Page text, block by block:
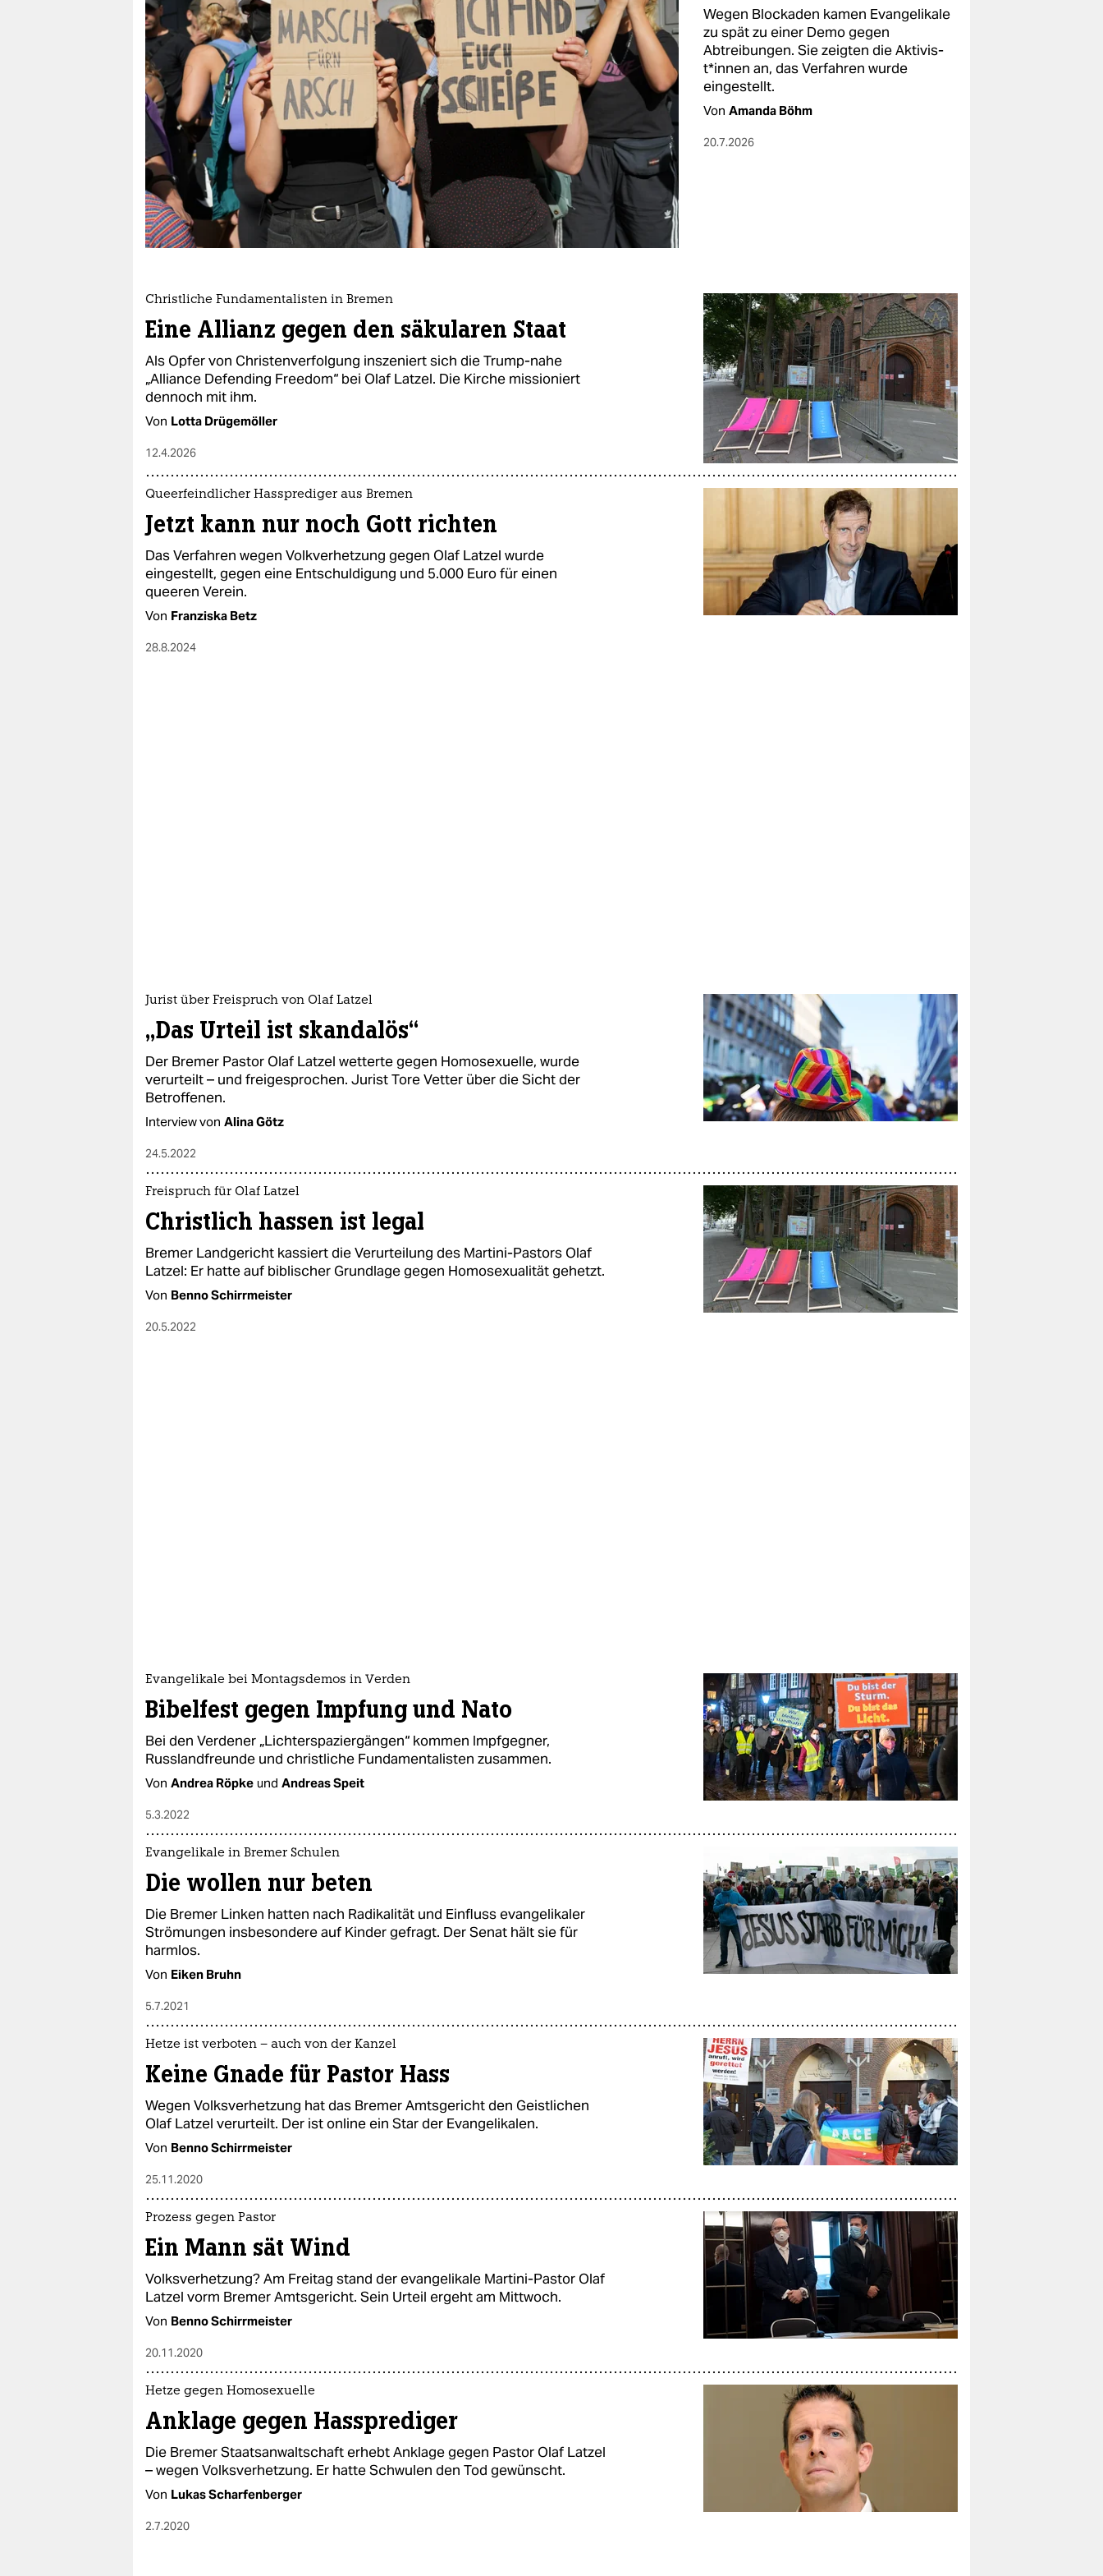
nord
wahrheit
verlag
verlag
veranstaltungen
shop
fragen & hilfe
abo
genossenschaft
epaper login
Wegen Blockaden kamen Evangelikale
zu spät zu einer Demo gegen
Abtreibungen. Sie zeigten die Ak­ti­vis­
t*in­nen an, das Verfahren wurde
eingestellt.
Von Amanda Böhm
20.7.2026
Christliche Fundamentalisten in Bremen
Eine Allianz gegen den säkularen Staat
Als Opfer von Christenverfolgung inszeniert sich die Trump-nahe
„Alliance Defending Freedom“ bei Olaf Latzel. Die Kirche missioniert
dennoch mit ihm.
Von Lotta Drügemöller
12.4.2026
Queerfeindlicher Hassprediger aus Bremen
Jetzt kann nur noch Gott richten
Das Verfahren wegen Volkverhetzung gegen Olaf Latzel wurde
eingestellt, gegen eine Entschuldigung und 5.000 Euro für einen
queeren Verein.
Von Franziska Betz
28.8.2024
Jurist über Freispruch von Olaf Latzel
„Das Urteil ist skandalös“
Der Bremer Pastor Olaf Latzel wetterte gegen Homosexuelle, wurde
verurteilt – und freigesprochen. Jurist Tore Vetter über die Sicht der
Betroffenen.
Interview von Alina Götz
24.5.2022
Freispruch für Olaf Latzel
Christlich hassen ist legal
Bremer Landgericht kassiert die Verurteilung des Martini-Pastors Olaf
Lat­zel: Er hatte auf biblischer Grundlage gegen Homosexualität gehetzt.
Von Benno Schirrmeister
20.5.2022
Evangelikale bei Montagsdemos in Verden
Bibelfest gegen Impfung und Nato
Bei den Verdener „Lichterspaziergängen“ kommen Impfgegner,
Russlandfreunde und christliche Fundamentalisten zusammen.
Von Andrea Röpke und Andreas Speit
5.3.2022
Evangelikale in Bremer Schulen
Die wollen nur beten
Die Bremer Linken hatten nach Radikalität und Einfluss evangelikaler
Strömungen insbesondere auf Kinder gefragt. Der Senat hält sie für
harmlos.
Von Eiken Bruhn
5.7.2021
Hetze ist verboten – auch von der Kanzel
Keine Gnade für Pastor Hass
Wegen Volksverhetzung hat das Bremer Amtsgericht den Geistlichen
Olaf Latzel verurteilt. Der ist online ein Star der Evangelikalen.
Von Benno Schirrmeister
25.11.2020
Prozess gegen Pastor
Ein Mann sät Wind
Volksverhetzung? Am Freitag stand der evangelikale Martini-Pastor Olaf
Latzel vorm Bremer Amtsgericht. Sein Urteil ergeht am Mittwoch.
Von Benno Schirrmeister
20.11.2020
Hetze gegen Homosexuelle
Anklage gegen Hass­prediger
Die Bremer Staatsanwaltschaft erhebt Anklage gegen Pastor Olaf Latzel
– wegen Volksverhetzung. Er hatte Schwulen den Tod gewünscht.
Von Lukas Scharfenberger
2.7.2020